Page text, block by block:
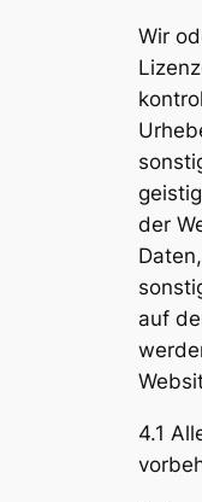
Wir
der
auf
4.1